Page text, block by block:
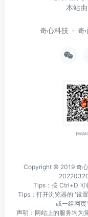
本站由
奇心科技 奇
扫码加
Copyright © 2019 奇
Tips：按 Ctrl+D 可
Tips：打开浏览器的 '设
或一组网页
声明：网站上的服务均为